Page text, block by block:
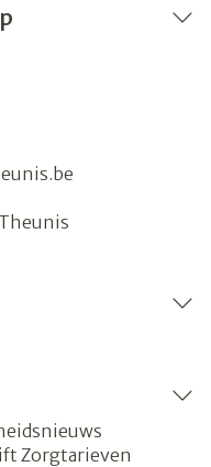
Zorgtarieven